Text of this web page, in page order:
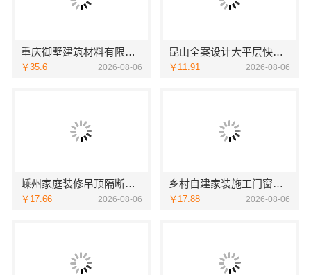
重庆御墅建筑材料有限公司周边区县现浇别墅优惠活动环保材料
￥35.6 2026-08-06
昆山全案设计大平层快速施工-苏州兔哥哥智装
￥11.91 2026-08-06
嵊州家庭装修吊顶隔断，浙江宜美嘉装饰专业施工
￥17.66 2026-08-06
乡村自建家装施工门窗焕新海南万赢饰家新型建筑材料有限公
￥17.88 2026-08-06